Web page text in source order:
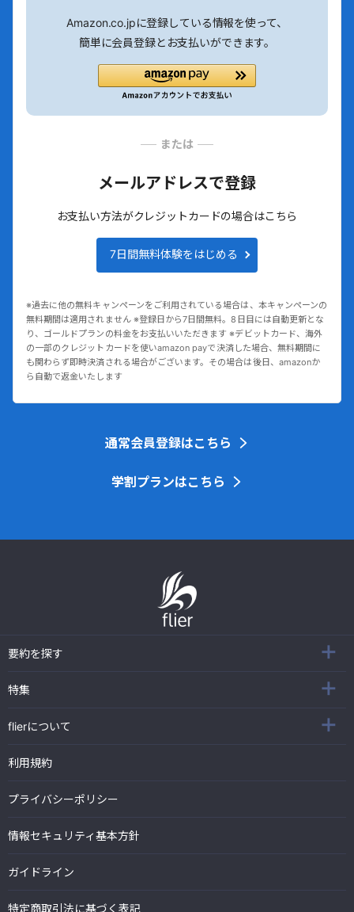
Amazon.co.jpに登録している情報を使って、
簡単に会員登録とお支払いができます。
または
メールアドレスで登録
お支払い方法がクレジットカードの場合はこちら
7日間無料体験をはじめる
※過去に他の無料キャンペーンをご利用されている場合は、本キャンペーンの
無料期間は適用されません ※登録日から7日間無料。8日目には自動更新とな
り、ゴールドプランの料金をお支払いいただきます ※デビットカード、海外
の一部のクレジットカードを使いamazon payで決済した場合、無料期間に
も関わらず即時決済される場合がございます。その場合は後日、amazonか
ら自動で返金いたします
通常会員登録はこちら
学割プランはこちら
要約を探す
特集
flierについて
利用規約
プライバシーポリシー
情報セキュリティ基本方針
ガイドライン
特定商取引法に基づく表記